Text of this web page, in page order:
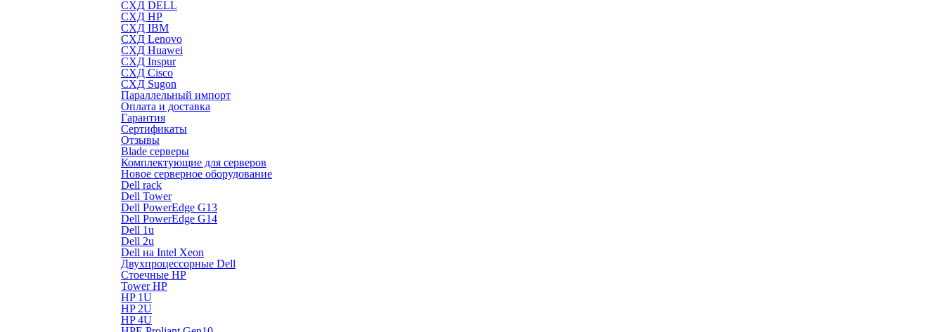
СХД DELL
СХД HP
СХД IBM
СХД Lenovo
СХД Huawei
СХД Inspur
СХД Cisco
СХД Sugon
Параллельный импорт
Оплата и доставка
Гарантия
Сертификаты
Отзывы
Blade серверы
Комплектующие для серверов
Новое серверное оборудование
Dell rack
Dell Tower
Dell PowerEdge G13
Dell PowerEdge G14
Dell 1u
Dell 2u
Dell на Intel Xeon
Двухпроцессорные Dell
Стоечные HP
Tower HP
HP 1U
HP 2U
HP 4U